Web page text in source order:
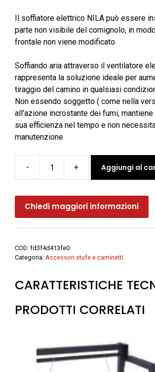
Il soffiatore elettrico NILA può essere
parte non visibile del comignolo, in
frontale non viene modificato.
Soffiando aria attraverso il ventilatore
rappresenta la soluzione ideale per
tiraggio del camino in qualsiasi
Non essendo soggetto ( come nella
all’azione incrostante dei fumi,
sua efficienza nel tempo e non
manutenzione
-
Attivatore
tiraggio
NILA
ELETTRICO
flex
quantità
+ Aggiungi al
Chiedi maggiori informazioni
COD: fd3f4d413fe0
Categoria: Accessori stufe e caminetti
CARATTERISTICHE
PRODOTTI CORRELATI